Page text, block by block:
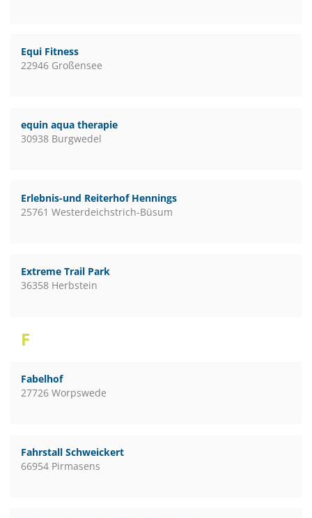
Equi Fitness
22946 Großensee
equin aqua therapie
30938 Burgwedel
Erlebnis-und Reiterhof Hennings
25761 Westerdeichstrich-Büsum
Extreme Trail Park
36358 Herbstein
F
Fabelhof
27726 Worpswede
Fahrstall Schweickert
66954 Pirmasens